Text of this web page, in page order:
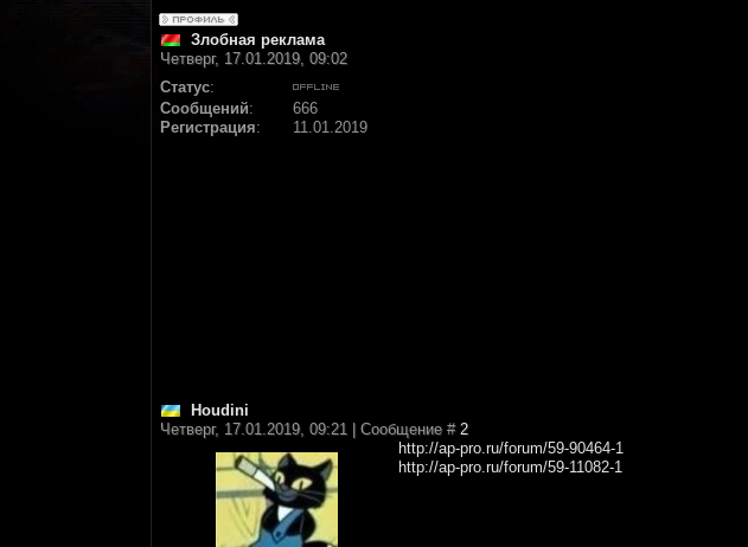
Злобная реклама
Четверг, 17.01.2019, 09:02
Статус:
Сообщений:
666
Регистрация: 11.01.2019
Houdini
Четверг, 17.01.2019, 09:21 | Сообщение # 2
http://ap-pro.ru/forum/59-90464-1
http://ap-pro.ru/forum/59-11082-1